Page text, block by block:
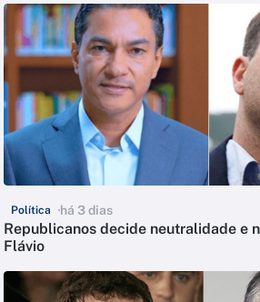
Política há 3 dias
Republicanos decide neutralidade e
Flávio